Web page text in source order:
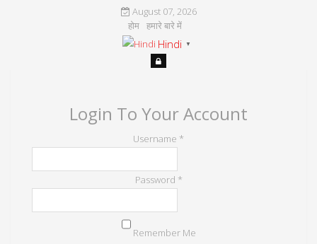
August 07, 2026
होम हमारे बारे में
Hindi ▼
Login To Your Account
Username *
Password *
Remember Me